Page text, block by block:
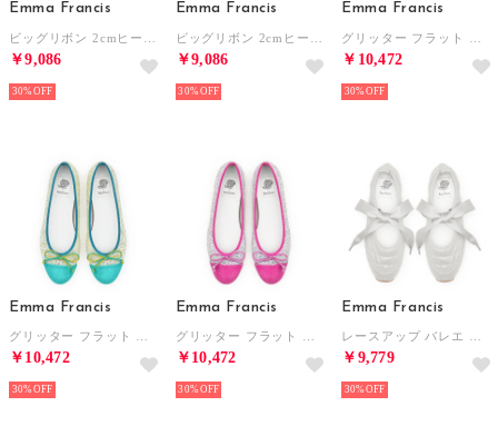
Emma Francis
￥9,086
30%
Emma Francis
￥9,086
30%
Emma Francis
￥10,472
30%
Emma Francis
￥10,472
30%
Emma Francis
￥10,472
30%
Emma Francis
￥9,779
30%